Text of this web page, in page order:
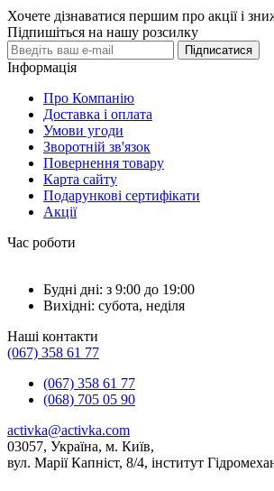
Хочете дізнаватися першим про акції і
Підпишіться на нашу розсилку
Підписатися
Інформація
Про Компанію
Доставка і оплата
Умови угоди
Зворотній зв'язок
Повернення товару
Карта сайту
Подарункові сертифікати
Акції
Час роботи
Будні дні: з 9:00 до 19:00
Вихідні: субота, неділя
Наші контакти
(067) 358 61 77
(067) 358 61 77
(068) 705 05 90
activka@activka.com
03057, Україна, м. Київ,
вул. Марії Капніст, 8/4, інститут